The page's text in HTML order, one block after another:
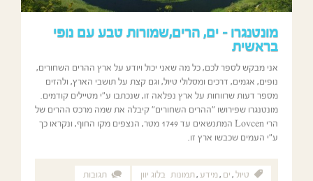
מונטנגרו – ים, הרים,שמורות טבע עם נופי
בראשית
אני מבקש לספר לכם, כל מה שאני יכול ויודע על ארץ ההרים השחורים,
נופים, אגמים, דרכים ומסלולי טיול, וגם קצת על תושבי הארץ, ולהזים
מספר דעות שרווחות על ארץ נפלאה זו, שנכתבו ע"י מטיילים קודמים.
מונטנגרו שפירושו "ההרים השחורים" קיבלה את שמה מרכס ההרים של
הרי Lovcen המתנשאים עד 1749 מטר, הנצפים מקו החוף, ונקראו כך
ע"י העמים שכבשו ארץ זו.
טיול , ים ,מידע ,תמונות בלוג יוון
תגובות